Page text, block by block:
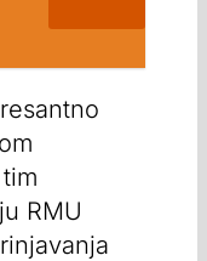
RMU